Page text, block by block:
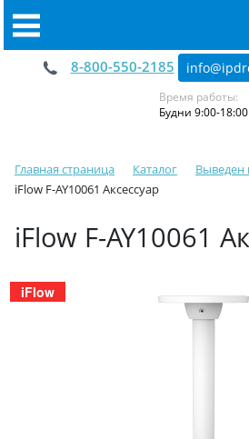
8-800-550-2185
Время работы:
Будни 9:00-18:00
Главная страница Каталог
Выведен
iFlow F-AY10061 Аксессуар
iFlow F-AY10061
iFlow